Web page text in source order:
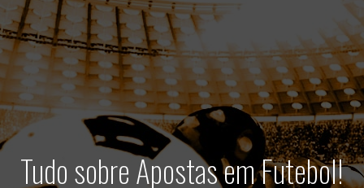
Tudo sobre Apostas em Futebol!